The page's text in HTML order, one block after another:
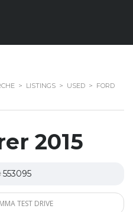
> LISTINGS > USED > FORD
2015
553095
TEST DRIVE